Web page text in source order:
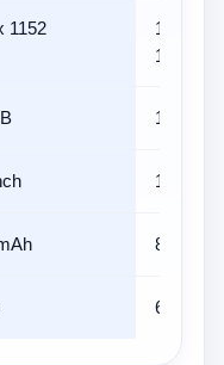
1152
1920 x
1200
128 GB
13,4 inch
8000
6.9/10